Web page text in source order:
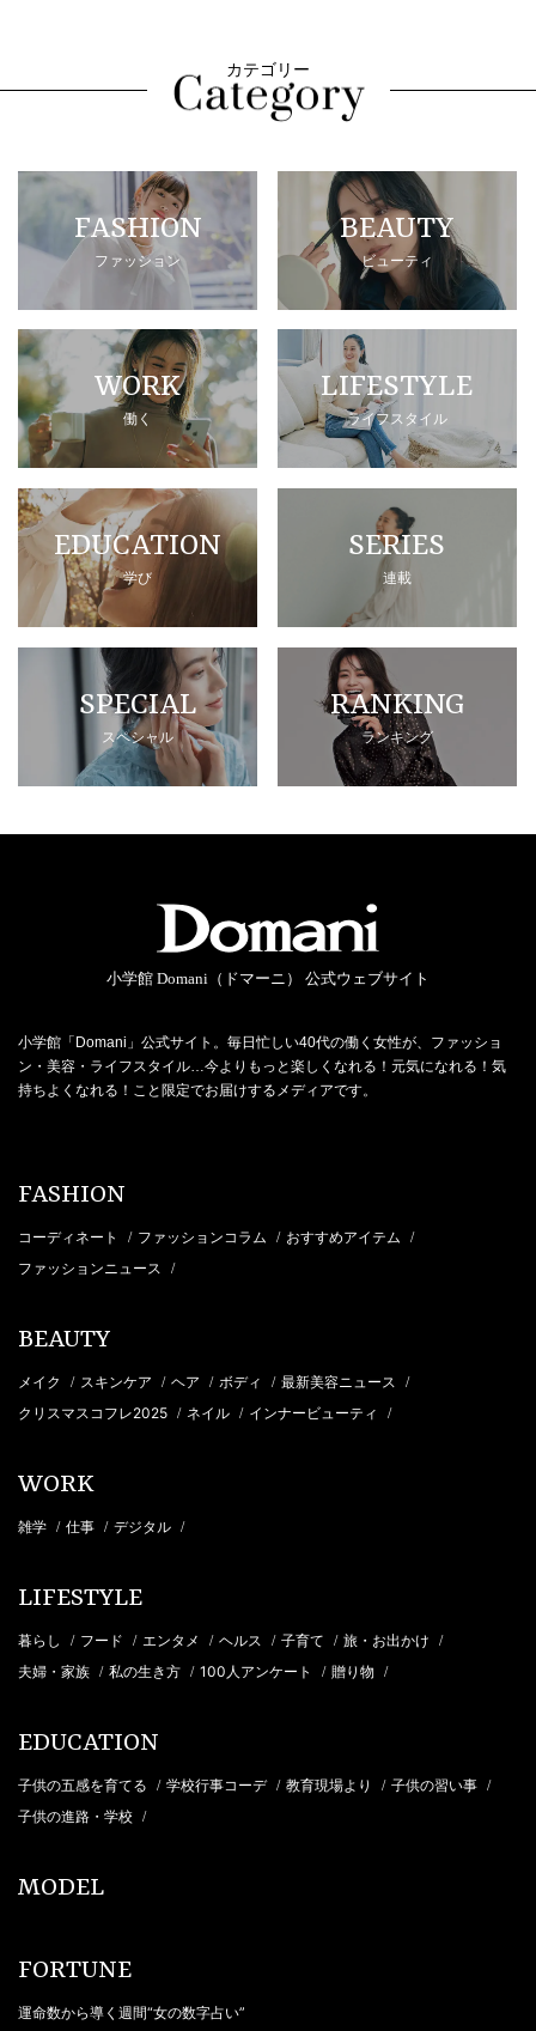
カテゴリー
FASHION
ファッション
BEAUTY
ビューティ
WORK
働く
LIFESTYLE
ライフスタイル
EDUCATION
学び
SERIES
連載
SPECIAL
スペシャル
RANKING
ランキング
小学館 Domani（ドマーニ） 公式ウェブサイト
小学館「Domani」公式サイト。毎日忙しい40代の働く女性が、ファッショ
ン・美容・ライフスタイル…今よりもっと楽しくなれる！元気になれる！気
持ちよくなれる！こと限定でお届けするメディアです。
FASHION
コーディネート / ファッションコラム / おすすめアイテム /
ファッションニュース /
BEAUTY
メイク / スキンケア / ヘア / ボディ / 最新美容ニュース /
クリスマスコフレ2025 / ネイル / インナービューティ /
WORK
雑学 / 仕事 / デジタル /
LIFESTYLE
暮らし / フード / エンタメ / ヘルス / 子育て / 旅・お出かけ /
夫婦・家族 / 私の生き方 / 100人アンケート / 贈り物 /
EDUCATION
子供の五感を育てる / 学校行事コーデ / 教育現場より / 子供の習い事 /
子供の進路・学校 /
MODEL
FORTUNE
運命数から導く週間“女の数字占い”